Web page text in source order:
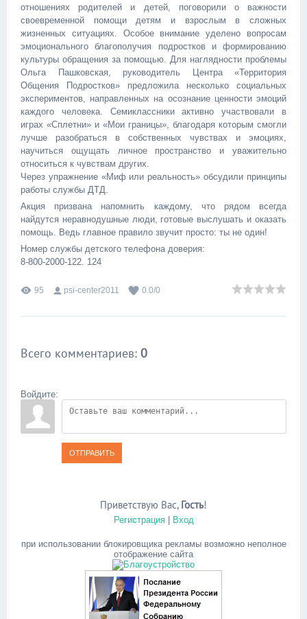
отношениях родителей и детей, поговорили о важности
своевременной помощи детям и взрослым в сложных
жизненных ситуациях. Особое внимание уделено вопросам
эмоционального благополучия подростков и формированию
культуры обращения за помощью. Для наглядности проблемы
Ольга Пашковская, руководитель Центра «Территория
Общения Подростков» предложила несколько социальных
экспериментов, направленных на осознание ценности эмоций
каждого человека. Семиклассники активно участвовали в
играх «Сплетни» и «Мои границы», благодаря которым смогли
лучше разобраться в собственных чувствах и эмоциях,
научиться ощущать личное пространство и уважительно
относиться к чувствам других.
Через упражнение «Миф или реальность» обсудили принципы
работы службы ДТД.
Акция призвана напомнить каждому, что рядом всегда
найдутся неравнодушные люди, готовые выслушать и оказать
помощь. Ведь главное правило звучит просто: ты не один!
Номер службы детского телефона доверия:
8-800-2000-122. 124
95 psi-center2011 0.0/0
Всего комментариев: 0
Войдите:
ОТПРАВИТЬ
Приветствую Вас, Гость!
Регистрация| Вход
при использовании блокировщика рекламы возможно неполное
отображение сайта